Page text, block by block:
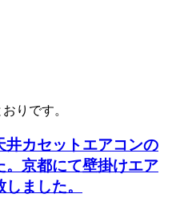
りです。
井カセットエアコンの
。京都にて壁掛けエア
ました。